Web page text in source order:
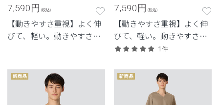
7,590円 (税込)
【動きやすさ重視】よく伸
びて、軽い。動きやすさと
7,590円 (税込)
【動きやすさ重視】よく伸
びて、軽い。動きやすさと
体感を重視した定番・高機
1件